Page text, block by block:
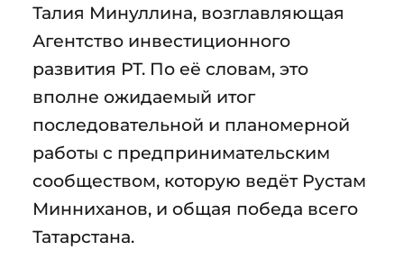
Талия Минуллина, возглавляющая
Агентство инвестиционного
развития РТ. По её словам, это
вполне ожидаемый итог
последовательной и планомерной
работы с предпринимательским
сообществом, которую ведёт Рустам
Минниханов, и общая победа всего
Татарстана.